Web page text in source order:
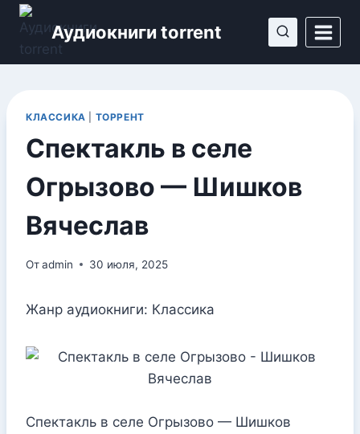
Перейти
содержимому
Аудиокниги torrent
КЛАССИКА ТОРРЕНТ
Спектакль в селе
Огрызово — Шишков
Вячеслав
Отadmin 30 июля, 2025
Жанр аудиокниги: Классика
Спектакль в селе Огрызово — Шишков